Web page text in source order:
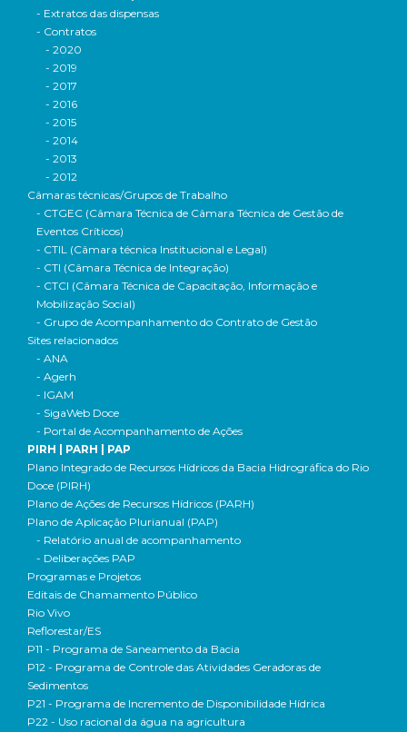
- Extratos das dispensas
- Contratos
- 2020
- 2019
- 2017
- 2016
- 2015
- 2014
- 2013
- 2012
Câmaras técnicas/Grupos de Trabalho
- CTGEC (Câmara Técnica de Câmara Técnica de Gestão de
Eventos Críticos)
- CTIL (Câmara técnica Institucional e Legal)
- CTI (Câmara Técnica de Integração)
- CTCI (Câmara Técnica de Capacitação, Informação e
Mobilização Social)
- Grupo de Acompanhamento do Contrato de Gestão
Sites relacionados
- ANA
- Agerh
- IGAM
- SigaWeb Doce
- Portal de Acompanhamento de Ações
PIRH | PARH | PAP
Plano Integrado de Recursos Hídricos da Bacia Hidrográfica do Rio
Doce (PIRH)
Plano de Ações de Recursos Hídricos (PARH)
Plano de Aplicação Plurianual (PAP)
- Relatório anual de acompanhamento
- Deliberações PAP
Programas e Projetos
Editais de Chamamento Público
Rio Vivo
Reflorestar/ES
P11 - Programa de Saneamento da Bacia
P12 - Programa de Controle das Atividades Geradoras de
Sedimentos
P21 - Programa de Incremento de Disponibilidade Hídrica
P22 - Uso racional da água na agricultura